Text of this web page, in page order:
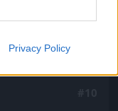
Privacy Policy